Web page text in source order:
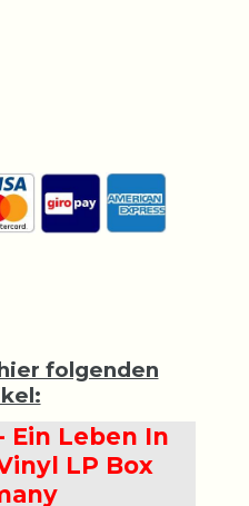
folgenden
Ein Leben In
LP Box